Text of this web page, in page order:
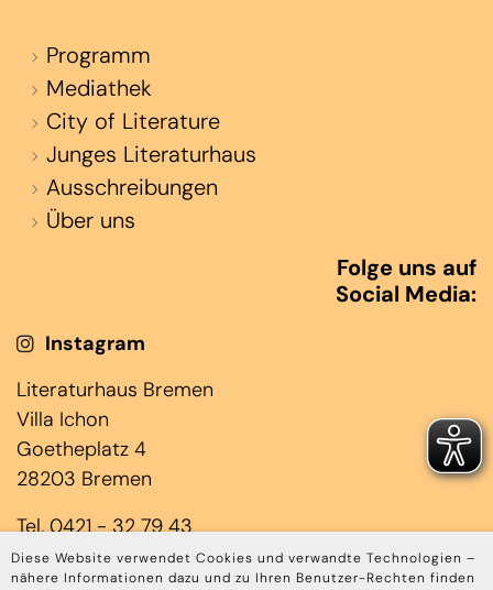
Diese Website verwendet Cookies und verwandte Technologien –
nähere Informationen dazu und zu Ihren Benutzer-Rechten finden
Programm
Mediathek
City of Literature
Junges Literaturhaus
Ausschreibungen
Über uns
Folge uns auf
Social Media:
Instagram
Literaturhaus Bremen
Villa Ichon
Goetheplatz 4
28203 Bremen
Tel. 0421 - 32 79 43
(Jens Laloire & Janin Rominger)